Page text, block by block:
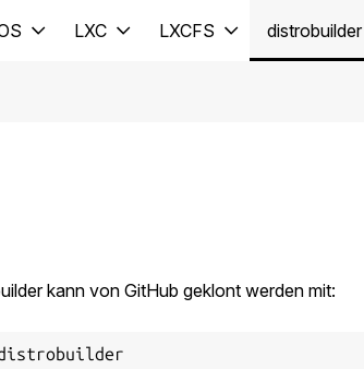
LXC LXCFS distrobuilder
kann von GitHub geklont werden mit: